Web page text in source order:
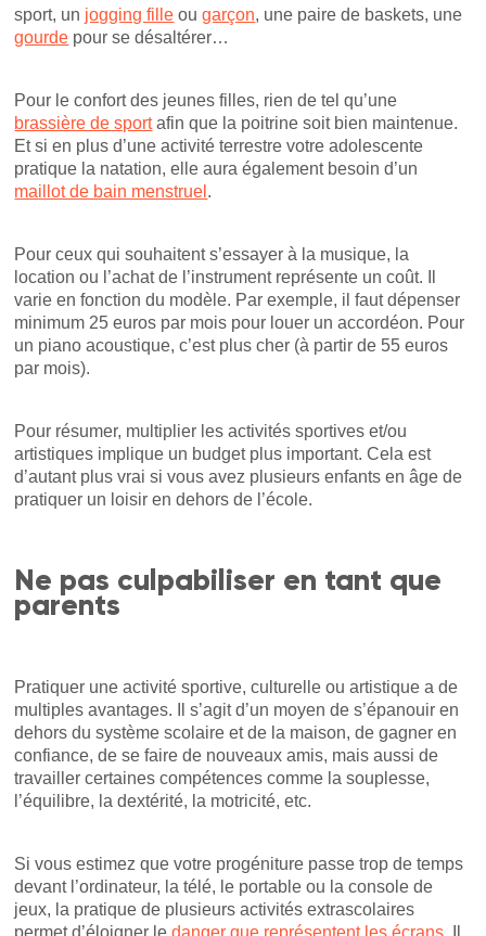
sport, un jogging fille ougarçon, une paire de baskets, une
gourde pour se désaltérer…
Pour le confort des jeunes filles, rien de tel qu’une
brassière de sportafin que la poitrine soit bien maintenue.
Et si en plus d’une activité terrestre votre adolescente
pratique la natation, elle aura également besoin d’un
maillot de bain menstruel .
Pour ceux qui souhaitent s’essayer à la musique, la
location ou l’achat de l’instrument représente un coût. Il
varie en fonction du modèle. Par exemple, il faut dépenser
minimum 25 euros par mois pour louer un accordéon. Pour
un piano acoustique, c’est plus cher (à partir de 55 euros
par mois).
Pour résumer, multiplier les activités sportives et/ou
artistiques implique un budget plus important. Cela est
d’autant plus vrai si vous avez plusieurs enfants en âge de
pratiquer un loisir en dehors de l’école.
Ne pas culpabiliser en tant que
parents
Pratiquer une activité sportive, culturelle ou artistique a de
multiples avantages. Il s’agit d’un moyen de s’épanouir en
dehors du système scolaire et de la maison, de gagner en
confiance, de se faire de nouveaux amis, mais aussi de
travailler certaines compétences comme la souplesse,
l’équilibre, la dextérité, la motricité, etc.
Si vous estimez que votre progéniture passe trop de temps
devant l’ordinateur, la télé, le portable ou la console de
jeux, la pratique de plusieurs activités extrascolaires
permet d’éloigner ledanger que représentent les écrans